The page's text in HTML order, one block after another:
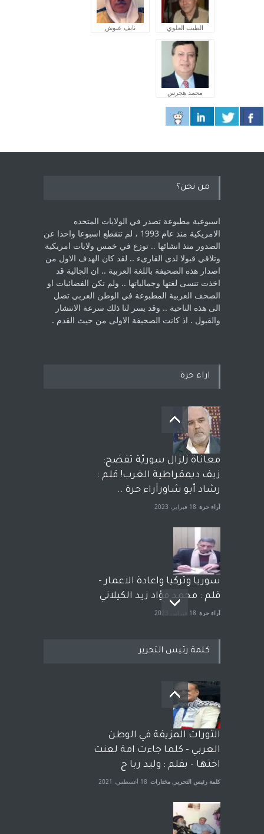
الطيب العلوي نايف عبوش
محمد هجرس
من نحن؟
اسبوعية مطبوعة تصدر في الولايات المتحده
الامريكية منذ عام 1993 ، لم ‏تنقطع اسبوعا واحدا عن
الصدور منذ انشائها .. توزع في خمس ولايات امريكية
‏وتلاقي قبولا لدى القارىء ..‏ لقد كان الهدف الاول من
اصدار هذه الصحيفة باللغة العربية .. ان الجالية قد
اخذت ‏تنسى لغتها وجمالياتها .. ولم تكن الفضائيات او
الصحف العربية المطبوعة في الوطن ‏العربي تصل
الى هذه الناحية .. وقد يسر لنا ذلك سرعة الانتشار
والقبول . اذ كانت ‏الصحيفة الاولى من حيث القدم . ‏
اراء حرة
معاناة زلزال سوريّة تفضح:
زيف ديمقراطية الغرب! قلم :
رشاد أبو شاورآراء حرة ..
آراء حرة 18 فبراير، 2023
سوريا وتركيا واعادة الاعمار -
قلم : محمد فؤاد زيد الكيلاني
آراء حرة 18 فبراير، 2023
بعد معارك قضائية طاحنة كتب
وترافع فيها بنفسه مرة اخرى..
الشيخ طارق يوسف يقهر
الحكومة الأمريكية ، فأعطوه
الجنسية عن يد وهم صاغرون،
آراء حرة مختارات 7 أبريل، 2023
كلمة رئيس التحرير
الثورات المزيفة في الوطن
العربي - كلما جاءت امة لعنت
اختها - بقلم : وليد ربا ح
كلمة رئيس التحرير , مختارات 18 أغسطس، 2021